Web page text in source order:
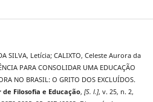
SILVA, Letícia; CALIXTO, Celeste Aurora da
PARA CONSOLIDAR UMA EDUCAÇÃO
NO BRASIL: O GRITO DOS EXCLUÍDOS.
Filosofia e Educação, [S. l.], v. 25, n. 2,